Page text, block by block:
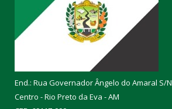
End.: Rua Governador Ângelo do Amaral S/N
Centro - Rio Preto da Eva - AM